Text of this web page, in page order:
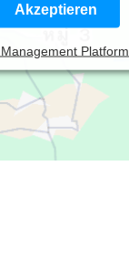
Akzeptieren
Platform